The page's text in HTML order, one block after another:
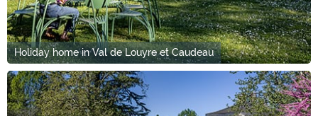
Holiday home in Val de Louyre et Caudeau